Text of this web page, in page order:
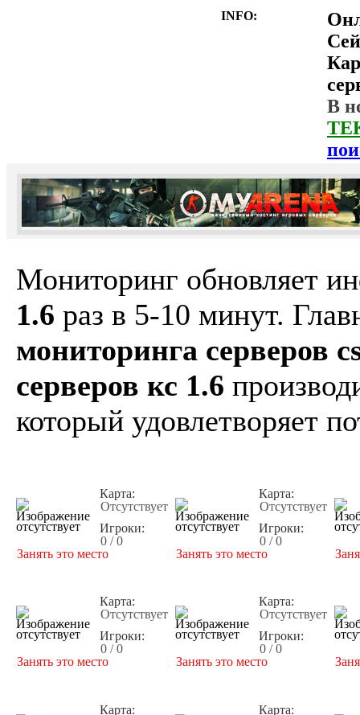
INFO:
В
Мониторинг обновляет
1.6 раз в 5-10 минут.
мониторинга серверов
серверов кс 1.6
который удовлетворяет
Карта:
Отсутствует
Игроки:
0 / 0
Занять это место
Карта:
Отсутствует
Игроки:
0 / 0
Занять это место
Карта:
Отсутствует
Игроки:
0 / 0
Занять это место
Карта:
Отсутствует
Игроки:
0 / 0
Занять это место
Карта:
Карта: